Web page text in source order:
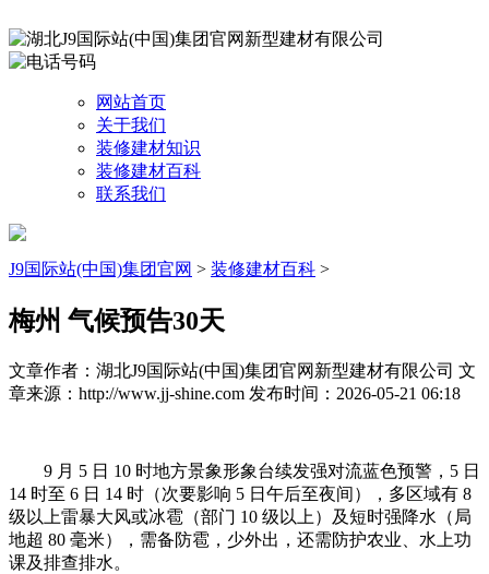
网站首页
关于我们
装修建材知识
装修建材百科
联系我们
J9国际站(中国)集团官网 > 装修建材百科 >
梅州 气候预告30天
文章作者：湖北J9国际站(中国)集团官网新型建材有限公司 文
章来源：http://www.jj-shine.com 发布时间：2026-05-21 06:18
9 月 5 日 10 时地方景象形象台续发强对流蓝色预警，5 日
14 时至 6 日 14 时（次要影响 5 日午后至夜间），多区域有 8
级以上雷暴大风或冰雹（部门 10 级以上）及短时强降水（局
地超 80 毫米），需备防雹，少外出，还需防护农业、水上功
课及排查排水。